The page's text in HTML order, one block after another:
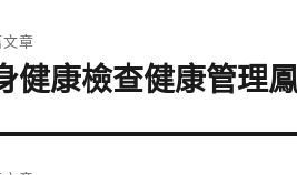
文章
健康檢查健康管理